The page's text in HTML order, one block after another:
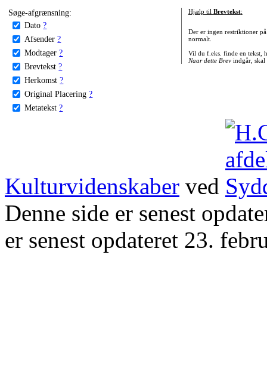
Søge-afgrænsning:
Dato ?
Afsender ?
Modtager ?
Brevtekst ?
Herkomst ?
Original Placering ?
Metatekst ?
Hjælp til Brevtekst:
Der er ingen restriktioner
normalt.
Vil du f.eks. finde en tekst,
Naar dette Brevindgår, skal
Kulturvidenskaber ved
Denne side er senest
er senest opdateret 23.